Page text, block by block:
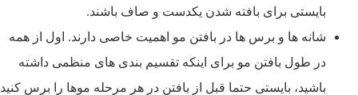
بایستی برای بافته شدن یکدست و صاف باشند.
شانه ها و برس ها در بافتن مو اهمیت خاصی دارند. اول از همه
در طول بافتن مو برای اینکه تقسیم بندی های منظمی داشته
باشید، بایستی حتما قبل از بافتن در هر مرحله موها را برس کنید